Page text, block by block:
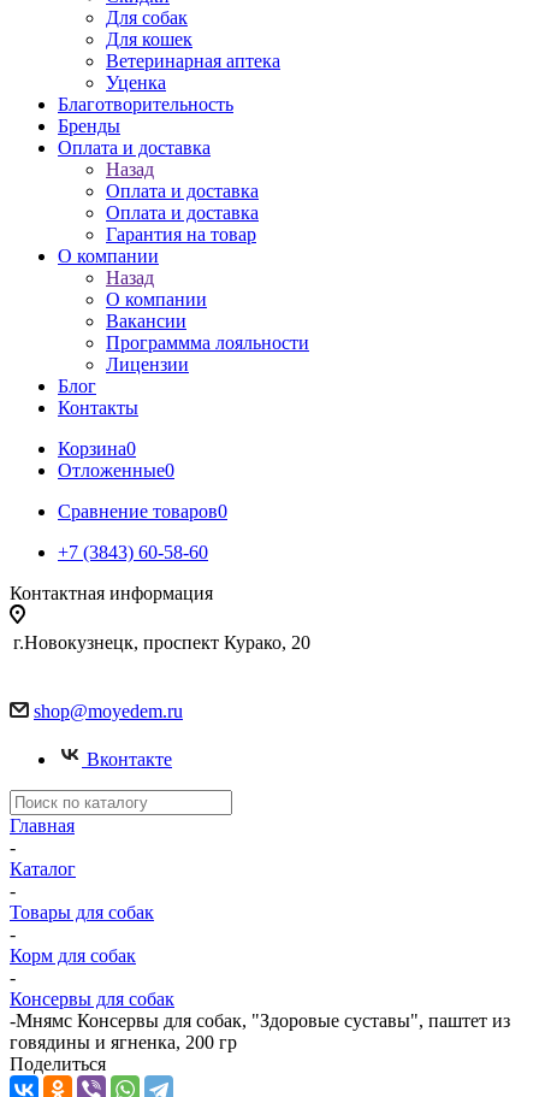
Для собак
Для кошек
Ветеринарная аптека
Уценка
Благотворительность
Бренды
Оплата и доставка
Назад
Оплата и доставка
Оплата и доставка
Гарантия на товар
О компании
Назад
О компании
Вакансии
Программма лояльности
Лицензии
Блог
Контакты
Корзина0
Отложенные0
Сравнение товаров0
+7 (3843) 60-58-60
Контактная информация
г.Новокузнецк, проспект Курако, 20
shop@moyedem.ru
Вконтакте
Главная
-
Каталог
-
Товары для собак
-
Корм для собак
-
Консервы для собак
-Мнямс Консервы для собак, "Здоровые суставы", паштет из
говядины и ягненка, 200 гр
Поделиться